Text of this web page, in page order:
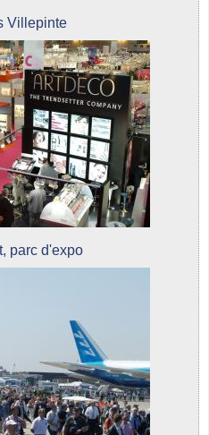
Villepinte
parc d'expo